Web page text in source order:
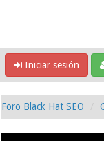
Iniciar sesión
Foro Black Hat SEO